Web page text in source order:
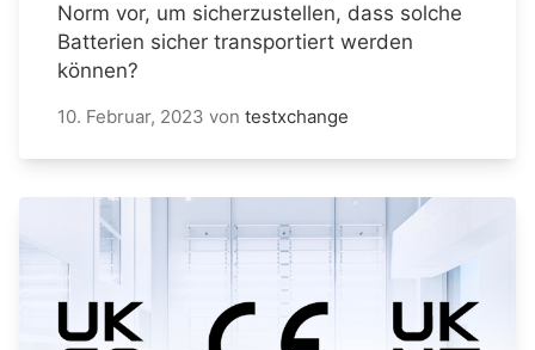
Norm vor, um sicherzustellen, dass solche
Batterien sicher transportiert werden
können?
10. Februar, 2023 von testxchange